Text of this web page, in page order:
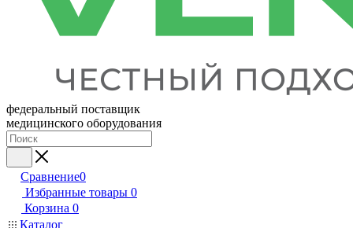
федеральный поставщик
медицинского оборудования
Сравнение0
Избранные товары 0
Корзина 0
Каталог